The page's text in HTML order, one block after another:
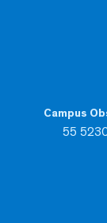
Campus
55